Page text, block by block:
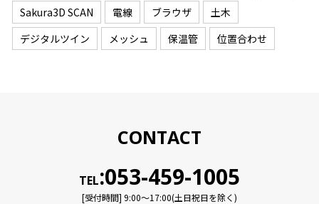
Sakura3D SCAN
電線 ブラウザ
土木
デジタルツイン
メッシュ 保温管 位置合わせ
CONTACT
TEL:053-459-1005
[受付時間] 9:00〜17:00(土日祝日を除く)